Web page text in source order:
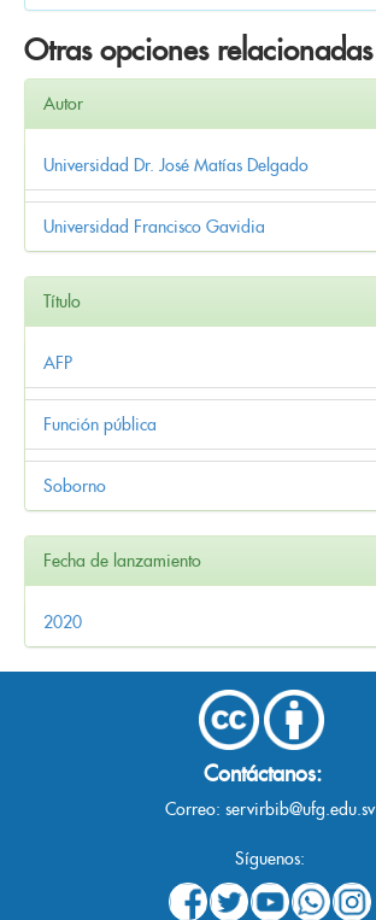
Otras opciones relacionadas
Autor
Universidad Dr. José Matías Delgado
Universidad Francisco Gavidia
Título
AFP
Función pública
Soborno
Fecha de lanzamiento
2020
Contáctanos:
Correo: servirbib@ufg.edu.sv
Síguenos: